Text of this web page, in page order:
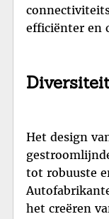
efficiënter en
Het design
tot robuuste
het creëren